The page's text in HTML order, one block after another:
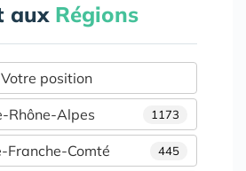
aux Régions
position
1173
Rhône-Alpes
445
Franche-Comté